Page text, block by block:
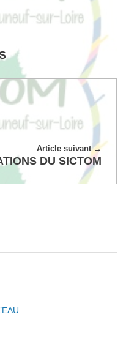
Article suivant
DU SICTOM